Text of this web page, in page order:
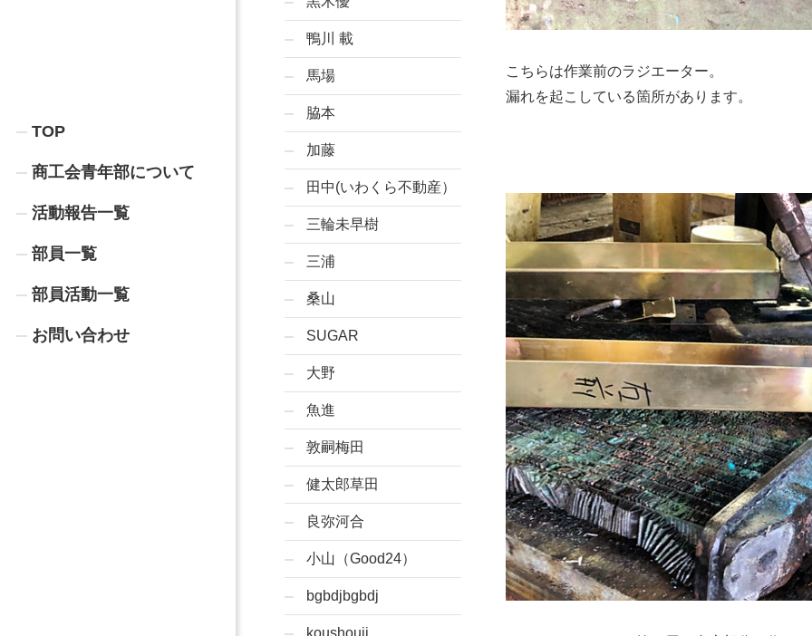
TOP
商工会青年部について
活動報告一覧
部員一覧
部員活動一覧
お問い合わせ
こちらは作業前のラジエーター。
漏れを起こしている箇所があります。
鴨川 載
馬場
脇本
加藤
田中(いわくら不動産）
三輪未早樹
三浦
桑山
SUGAR
大野
魚進
敦嗣梅田
健太郎草田
良弥河合
小山（Good24）
bgbdjbgbdj
koushouji